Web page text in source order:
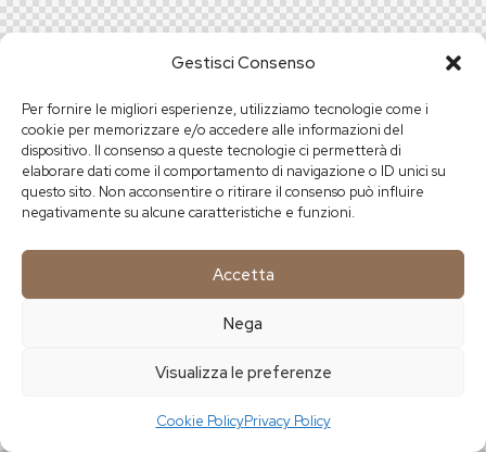
Gestisci Consenso
Per fornire le migliori esperienze, utilizziamo tecnologie come i
cookie per memorizzare e/o accedere alle informazioni del
dispositivo. Il consenso a queste tecnologie ci permetterà di
elaborare dati come il comportamento di navigazione o ID unici su
questo sito. Non acconsentire o ritirare il consenso può influire
negativamente su alcune caratteristiche e funzioni.
Accetta
Nega
Visualizza le preferenze
Cookie PolicyPrivacy Policy